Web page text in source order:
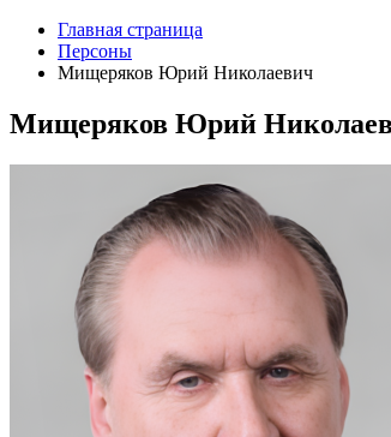
Главная страница
Персоны
Мищеряков Юрий Николаевич
Мищеряков Юрий